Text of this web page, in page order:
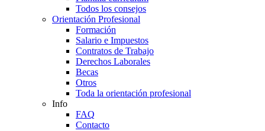
Todos los consejos
Orientación Profesional
Formación
Salario e Impuestos
Contratos de Trabajo
Derechos Laborales
Becas
Otros
Toda la orientación profesional
Info
FAQ
Contacto